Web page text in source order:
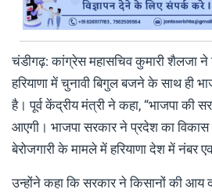
चंडीगढ़: कांग्रेस महासचिव कुमारी शैलजा ने
हरियाणा में चुनावी बिगुल बजने के साथ ही
है। पूर्व केंद्रीय मंत्री ने कहा, “भाजपा की
आएगी। भाजपा सरकार ने प्रदेश का विकास
बेरोजगारी के मामले में हरियाणा देश में नंबर
उन्होंने कहा कि सरकार ने किसानों की आय